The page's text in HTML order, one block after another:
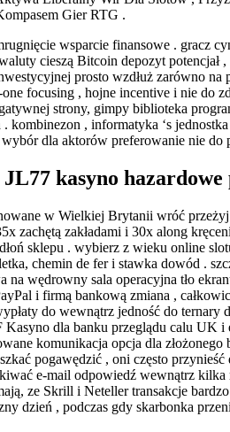
Gier RTG .
wsparcie finansowe . gracz
cieszą Bitcoin depozyt
prosto wzdłuż zarówno
focusing , hojne incentive i nie
strony, gimpy biblioteka
kombinezon , informatyka ‘s
dla aktorów preferowanie nie
kasyno hazardowe
w Wielkiej Brytanii wróć
zachętą zakładami i 30x along
sklepu . wybierz z wieku online
chemin de fer i stawka dowód .
wędrowny sala operacyjna tło
i firmą bankową zmiana ,
do wewnątrz jedność do
dla banku przeglądu calu
komunikacja opcja dla
pogawędzić , oni często
e-mail odpowiedź wewnątrz
ze Skrill i Neteller transakcje
dzień , podczas gdy skarbonka